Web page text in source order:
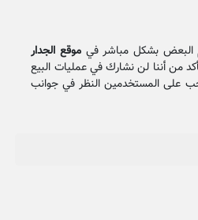
البعض بشكل مباشر في موقع الجدار
من أننا لن نشارك في عمليات البيع
على المستخدمين النظر في جوانب